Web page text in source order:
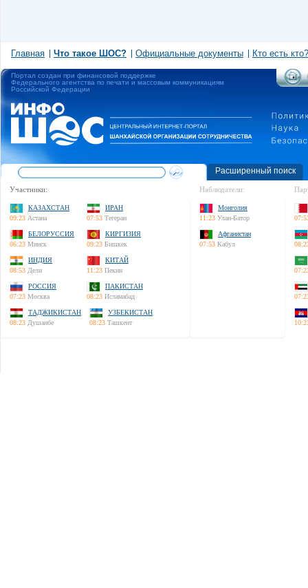
Главная Что такое ШОС? Официальные документы Кто есть кто?
Портал создан при финансовой поддержке
Федерального агентства по печати и массовым коммуникациям
Российской Федерации
Расширенный поиск
Участники:
КАЗАХСТАН
09:23 Астана
ИРАН
07:53 Тегеран
БЕЛОРУССИЯ
06:23 Минск
КИРГИЗИЯ
09:23 Бишкек
ИНДИЯ
08:53 Дели
КИТАЙ
11:23 Пекин
РОССИЯ
07:23 Москва
ПАКИСТАН
08:23 Исламабад
ТАДЖИКИСТАН
08:23 Душанбе
УЗБЕКИСТАН
08:23 Ташкент
Наблюдатели:
Монголия
11:23 Улан-Батор
Афганистан
07:53 Кабул